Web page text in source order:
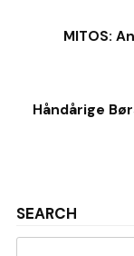
SEARCH
MITOS:
Håndårige